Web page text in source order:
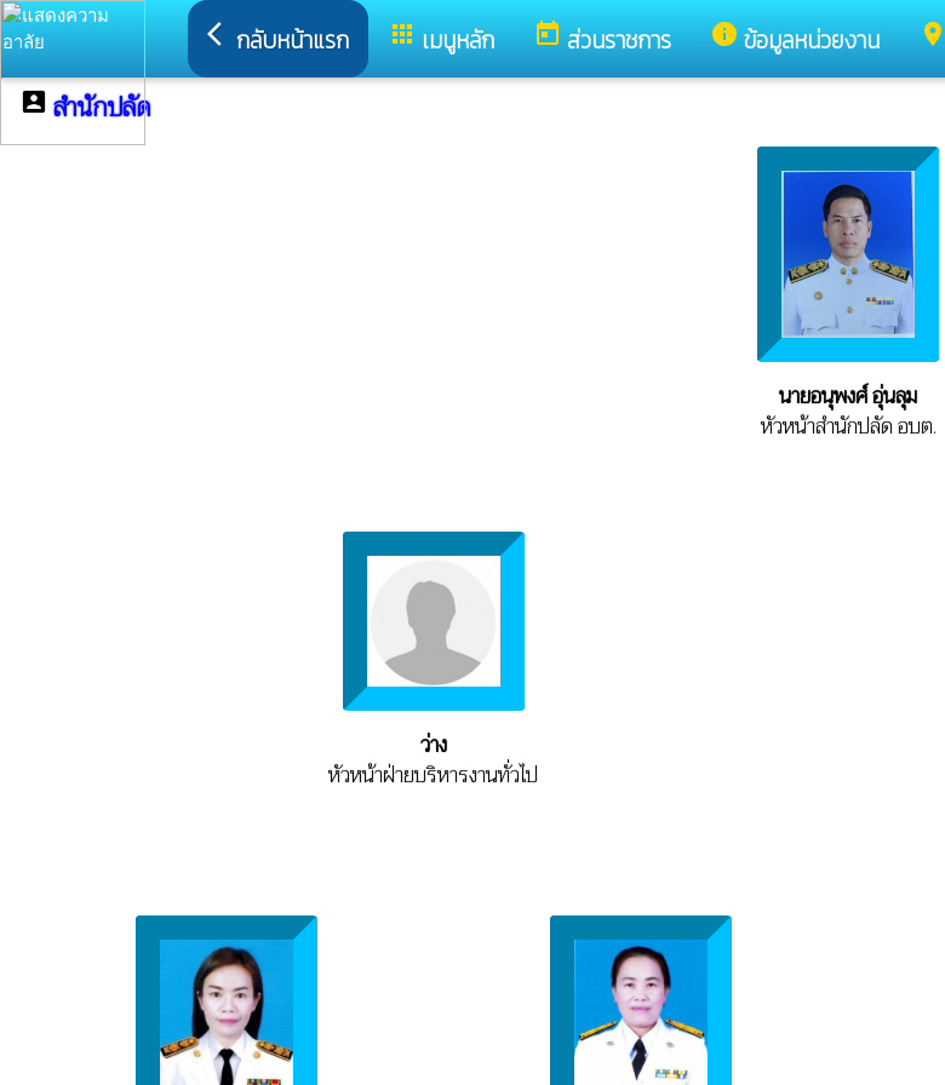
arrow_back_ios กลับหน้าแรก apps เมนูหลัก today ส่วนราชการ info ข้อมูลหน่วยงาน place
account_box สำนักปลัด
นายอนุพงศ์ อุ่นลุม
หัวหน้าสำนักปลัด อบต.
ว่าง
หัวหน้าฝ่ายบริหารงานทั่วไป